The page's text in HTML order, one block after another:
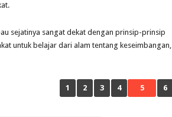
sejatinya sangat dekat dengan prinsip-prinsip
untuk belajar dari alam tentang keseimbangan,
1 2 3 4 5 6